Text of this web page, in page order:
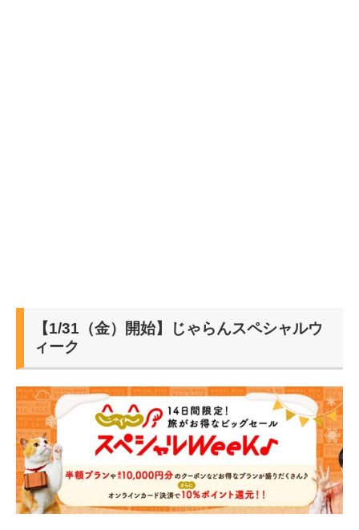
【1/31（金）開始】じゃらんスペシャルウ
ィーク